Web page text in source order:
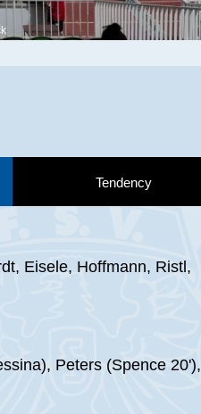
Tendency
Eisele, Hoffmann, Ristl,
Peters (Spence 20'),